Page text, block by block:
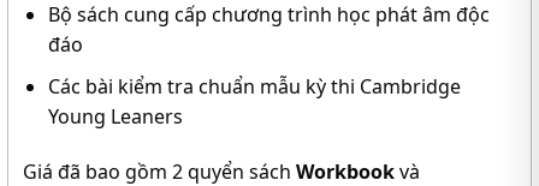
Bộ sách cung cấp chương trình học phát âm độc
đáo
Các bài kiểm tra chuẩn mẫu kỳ thi Cambridge
Young Leaners
Giá đã bao gồm 2 quyển sách Workbookvà